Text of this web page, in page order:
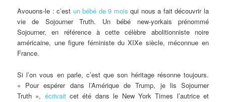
Avouons-le : c’est un bébé de 9 mois qui nous a fait découvrir la
vie de Sojourner Truth. Un bébé new-yorkais prénommé
Sojourner, en référence à cette célèbre abolitionniste noire
américaine, une figure féministe du XIXe siècle, méconnue en
France.
Si l’on vous en parle, c’est que son héritage résonne toujours.
« Pour espérer dans l’Amérique de Trump, je lis Sojourner
Truth », écrivaitcet été dans le New York Times l’autrice et